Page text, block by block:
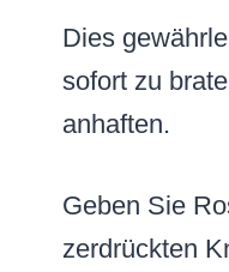
Dies
sofort zu
anhaften.
Geben Sie
zerdrückten